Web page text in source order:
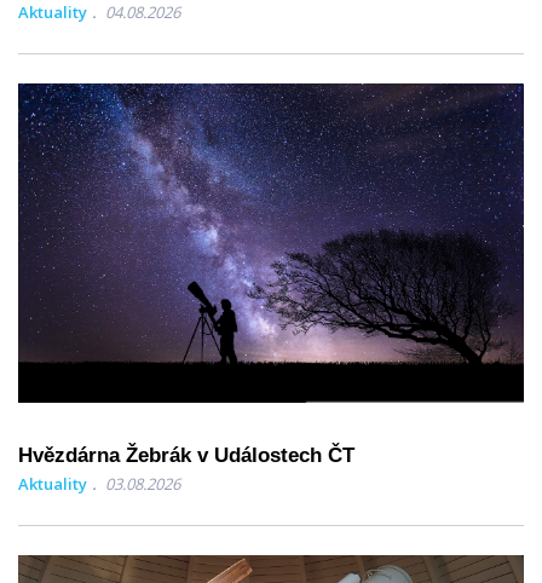
Aktuality 04.08.2026
Hvězdárna Žebrák v Událostech ČT
Aktuality 03.08.2026